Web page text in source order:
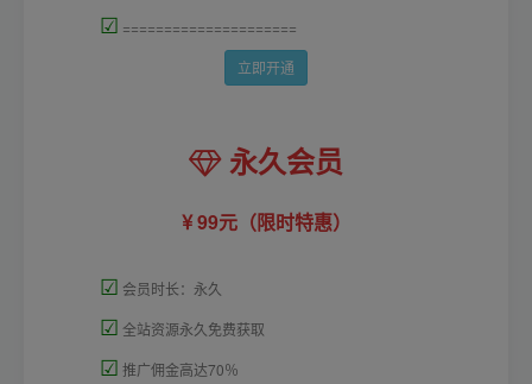
☑ =====================
立即开通
永久会员
99元（限时特惠）
☑ 会员时长：永久
☑ 全站资源永久免费获取
☑ 推广佣金高达70％